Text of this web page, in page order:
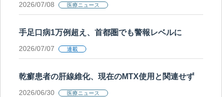
2026/07/08 医療ニュース
手足口病1万例超え、首都圏でも警報レベルに
2026/07/07 連載
乾癬患者の肝線維化、現在のMTX使用と関連せず
2026/06/30 医療ニュース